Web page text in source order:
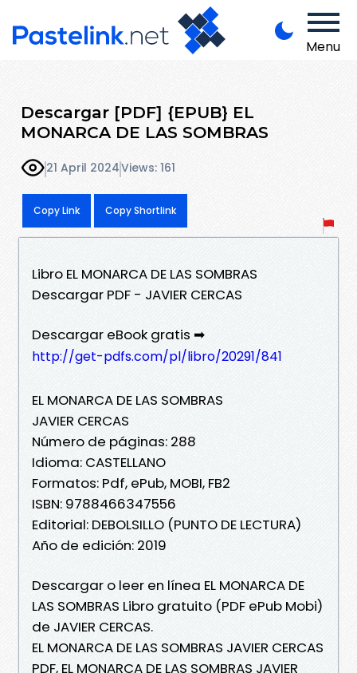
Menu
Descargar [PDF] {EPUB} EL
MONARCA DE LAS SOMBRAS
21 April 2024Views: 161
Copy Link Copy Shortlink
Libro EL MONARCA DE LAS SOMBRAS
Descargar PDF - JAVIER CERCAS
Descargar eBook gratis ➡
http://get-pdfs.com/pl/libro/20291/841
EL MONARCA DE LAS SOMBRAS
JAVIER CERCAS
Número de páginas: 288
Idioma: CASTELLANO
Formatos: Pdf, ePub, MOBI, FB2
ISBN: 9788466347556
Editorial: DEBOLSILLO (PUNTO DE LECTURA)
Año de edición: 2019
Descargar o leer en línea EL MONARCA DE
LAS SOMBRAS Libro gratuito (PDF ePub Mobi)
de JAVIER CERCAS.
EL MONARCA DE LAS SOMBRAS JAVIER CERCAS
PDF, EL MONARCA DE LAS SOMBRAS JAVIER